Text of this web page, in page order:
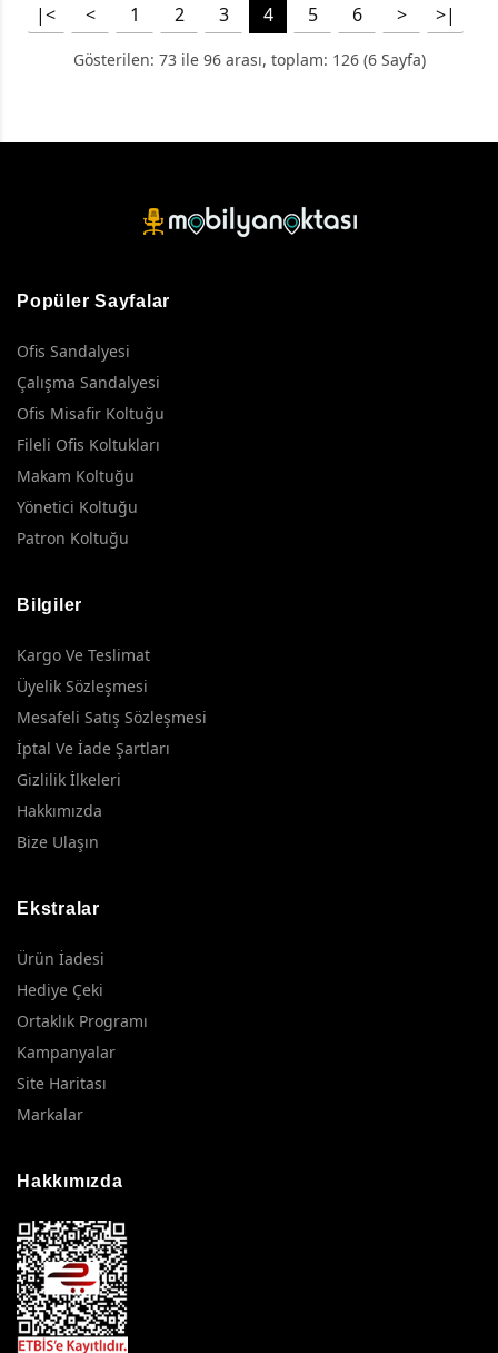
|< < 1 2 3 4 5 6 > >|
Gösterilen: 73 ile 96 arası, toplam: 126 (6 Sayfa)
Popüler Sayfalar
Ofis Sandalyesi
Çalışma Sandalyesi
Ofis Misafir Koltuğu
Fileli Ofis Koltukları
Makam Koltuğu
Yönetici Koltuğu
Patron Koltuğu
Bilgiler
Kargo Ve Teslimat
Üyelik Sözleşmesi
Mesafeli Satış Sözleşmesi
İptal Ve İade Şartları
Gizlilik İlkeleri
Hakkımızda
Bize Ulaşın
Ekstralar
Ürün İadesi
Hediye Çeki
Ortaklık Programı
Kampanyalar
Site Haritası
Markalar
Hakkımızda